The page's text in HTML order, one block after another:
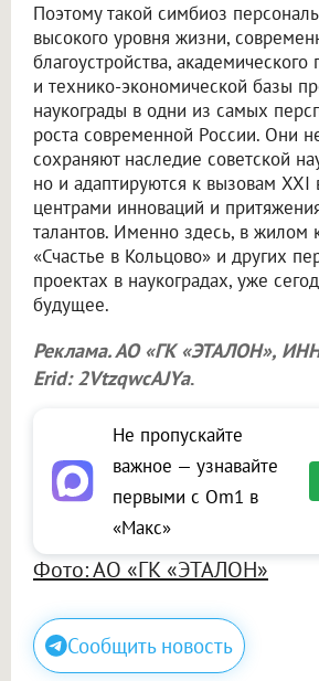
Поэтому такой симбиоз
высокого уровня жизни,
благоустройства, академического
и технико-экономической базы
наукограды в одни из самых
роста современной России. Они
сохраняют наследие советской
но и адаптируются к вызовам XXI
центрами инноваций и
талантов. Именно здесь, в жилом
«Счастье в Кольцово» и других
проектах в наукоградах, уже
будущее.
Реклама. АО «ГК «ЭТАЛОН»,
Erid: 2VtzqwcAJYa.
Не пропускайте
важное — узнавайте
первыми с Om1 в
«Макс»
Фото: АО «ГК «ЭТАЛОН»
Сообщить новость